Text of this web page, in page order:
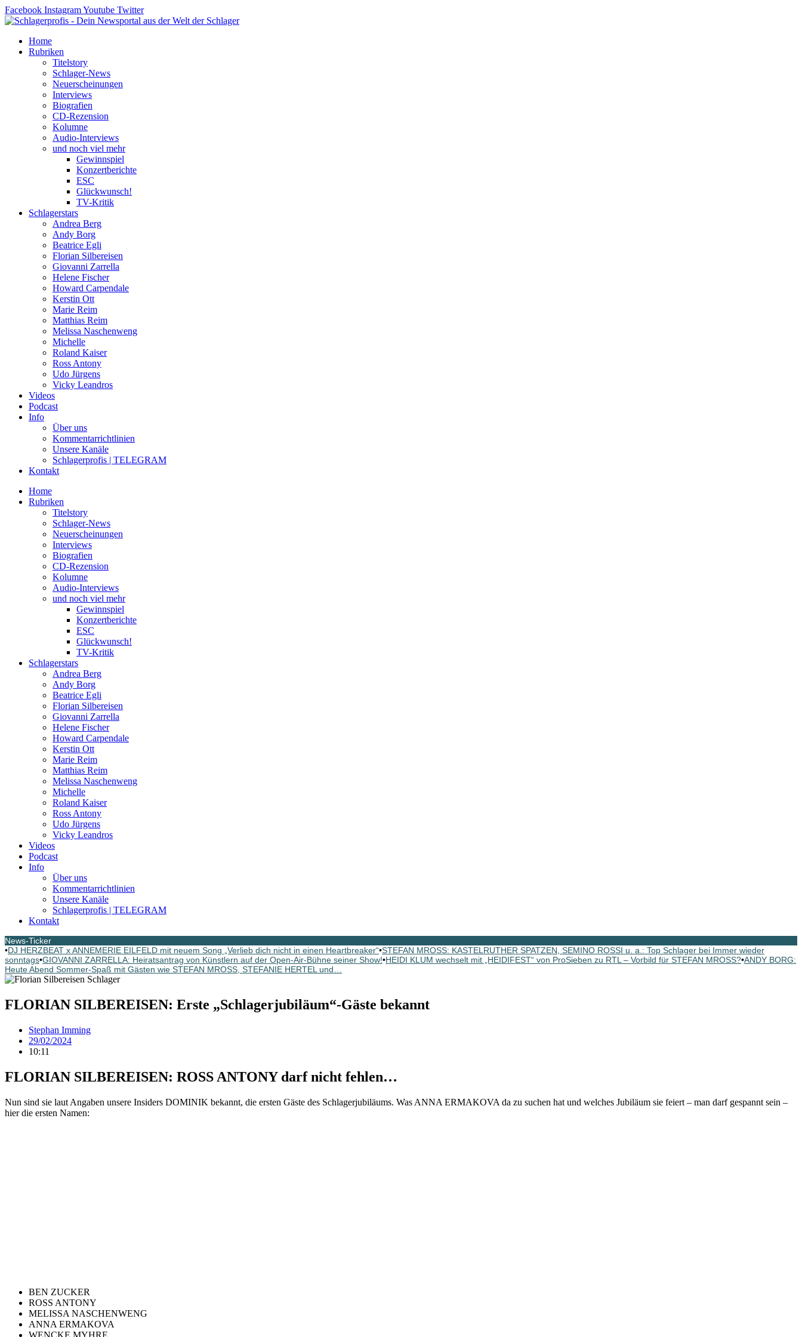
Zum
Inhalt
Facebook InstagramYoutube Twitter
Home
Rubriken
Titelstory
Schlager-News
Neuerscheinungen
Interviews
Biografien
CD-Rezension
Kolumne
Audio-Interviews
und noch viel mehr
Gewinnspiel
Konzertberichte
ESC
Glückwunsch!
TV-Kritik
Schlagerstars
Andrea Berg
Andy Borg
Beatrice Egli
Florian Silbereisen
Giovanni Zarrella
Helene Fischer
Howard Carpendale
Kerstin Ott
Marie Reim
Matthias Reim
Melissa Naschenweng
Michelle
Roland Kaiser
Ross Antony
Udo Jürgens
Vicky Leandros
Videos
Podcast
Info
Über uns
Kommentarrichtlinien
Unsere Kanäle
Schlagerprofis | TELEGRAM
Kontakt
Home
Rubriken
Titelstory
Schlager-News
Neuerscheinungen
Interviews
Biografien
CD-Rezension
Kolumne
Audio-Interviews
und noch viel mehr
Gewinnspiel
Konzertberichte
ESC
Glückwunsch!
TV-Kritik
Schlagerstars
Andrea Berg
Andy Borg
Beatrice Egli
Florian Silbereisen
Giovanni Zarrella
Helene Fischer
Howard Carpendale
Kerstin Ott
Marie Reim
Matthias Reim
Melissa Naschenweng
Michelle
Roland Kaiser
Ross Antony
Udo Jürgens
Vicky Leandros
Videos
Podcast
Info
Über uns
Kommentarrichtlinien
Unsere Kanäle
Schlagerprofis | TELEGRAM
Kontakt
News-Ticker
•DJ HERZBEAT x ANNEMERIE EILFELD mit neuem Song „Verlieb dich nicht in einen Heartbreaker“•STEFAN MROSS: KASTELRUTHER SPATZEN, SEMINO ROSSI u. a.: Top Schlager bei Immer wieder
sonntags•GIOVANNI ZARRELLA: Heiratsantrag von Künstlern auf der Open-Air-Bühne seiner Show!•HEIDI KLUM wechselt mit „HEIDIFEST“ von ProSieben zu RTL – Vorbild für STEFAN MROSS?•ANDY BORG:
Heute Abend Sommer-Spaß mit Gästen wie STEFAN MROSS, STEFANIE HERTEL und…
FLORIAN SILBEREISEN: Erste „Schlagerjubiläum“-Gäste bekannt
Stephan Imming
29/02/2024
10:11
FLORIAN SILBEREISEN: ROSS ANTONY darf nicht fehlen…
Nun sind sie laut Angaben unsere Insiders DOMINIK bekannt, die ersten Gäste des Schlagerjubiläums. Was ANNA ERMAKOVA da zu suchen hat und welches Jubiläum sie feiert – man darf gespannt sein –
hier die ersten Namen:
BEN ZUCKER
ROSS ANTONY
MELISSA NASCHENWENG
ANNA ERMAKOVA
WENCKE MYHRE